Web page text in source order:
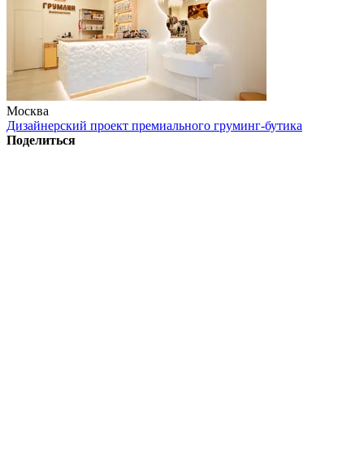
Москва
Дизайнерский проект премиального груминг-бутика
Поделиться